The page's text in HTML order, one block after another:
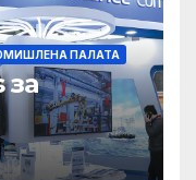
ПАЛАТА
за